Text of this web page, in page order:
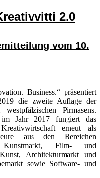
2.0
vom 10.
Business.“ präsentiert
die zweite Auflage der
Pirmasens.
im Jahr 2017 fungiert das
erneut als
aus den Bereichen
Film- und
Architekturmarkt und
sowie Software- und